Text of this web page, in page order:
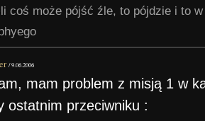
coś może pójść źle, to pójdzie i to
/9.06.2006
mam problem z misją 1 w
ostatnim przeciwniku :